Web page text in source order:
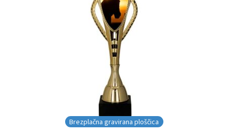
Brezplačna gravirana ploščica